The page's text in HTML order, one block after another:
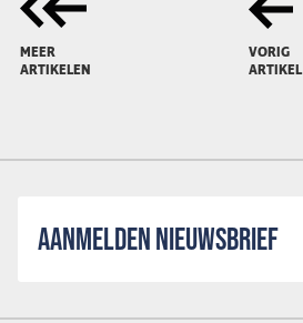
MEER
ARTIKELEN
VORIG
ARTIKEL
AANMELDEN NIEUWSBRIEF